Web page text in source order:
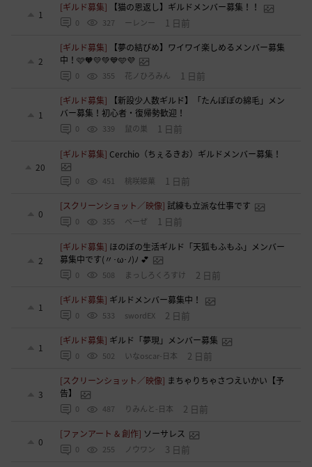
1
[ギルド募集] 【猫の恩返し】ギルドメンバー募集！！
0 327 ーレンー 1 日前
2
[ギルド募集]
【夢の結びめ】ワイワイ楽しめるメンバー募集
中！🩷🧡💛💚💙🩵💜
0 355 花ノひろみん 1 日前
1
[ギルド募集]
【新設少人数ギルド】「たんぽぽの綿毛」メン
バー募集！初心者・復帰勢歓迎！
0 339 鼠の巣 1 日前
20
[ギルド募集] Cerchio（ちぇるきお）ギルドメンバー募集！
0 451 桃咲姫菓 1 日前
0
[スクリーンショット／映像]試練も立派な仕事です
0 355 べーぜ 1 日前
2
[ギルド募集] ほのぼの生活ギルド「天狐もふもふ」メンバー
募集中です(〃･ω･ﾉ)ﾉ 💕
0 508 まっしろくろすけ 2 日前
1
[ギルド募集] ギルドメンバー募集中！
0 533 swordEX 2 日前
1
[ギルド募集] ギルド「夢現」メンバー募集
0 502 いなoscar-日本 2 日前
3
[スクリーンショット／映像] まちゃりちゃさつえいかい【予
告】
0 487 りみんと-日本 2 日前
0
[ファンアート & 創作] ソーサレス
0 255 ノウワン 3 日前